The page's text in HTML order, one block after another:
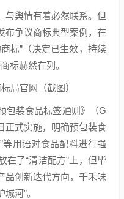
与舆情有着必然联系。但
布争议商标典型案例，在
标”（决定已生效，持续
标赫然在列。
局官网（截图）
包装食品标签通则》（G
正式实施，明确预包装食
等用语对食品配料进行强
在了“清洁配方”上，但毕
品创新迭代方向，千禾味
河”。